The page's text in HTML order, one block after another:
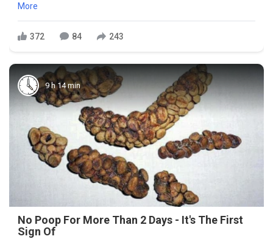
More
372 84 243
9 h 14 min
No Poop For More Than 2 Days - It's The First
Sign Of